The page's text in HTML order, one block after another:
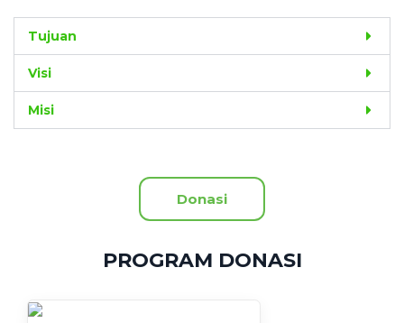
Tujuan
Visi
Misi
Donasi
PROGRAM DONASI